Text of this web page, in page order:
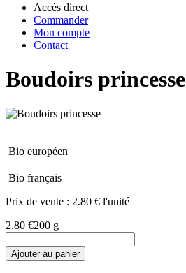
Accès direct
Commander
Mon compte
Contact
Boudoirs princesse
Bio européen
Bio français
Prix de vente : 2.80 € l'unité
2.80 €200 g
Ajouter au panier